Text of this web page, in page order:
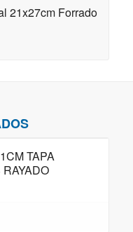
21x27cm Forrado
TAPA